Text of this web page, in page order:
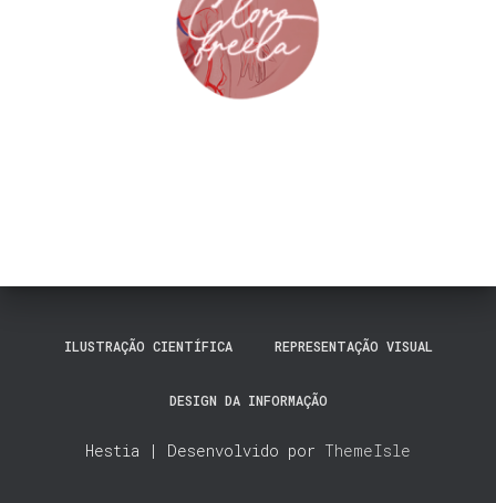
ILUSTRAÇÃO CIENTÍFICA REPRESENTAÇÃO VISUAL
DESIGN DA INFORMAÇÃO
Hestia | Desenvolvido por ThemeIsle